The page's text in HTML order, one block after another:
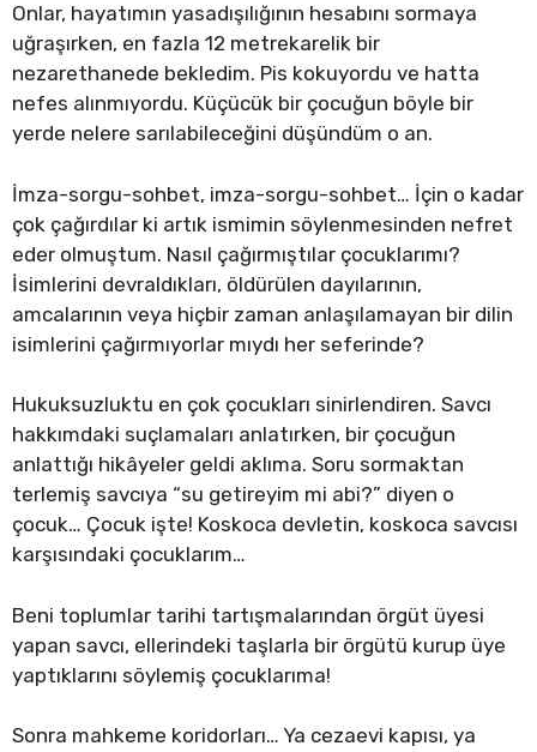
Onlar, hayatımın yasadışılığının hesabını sormaya
uğraşırken, en fazla 12 metrekarelik bir
nezarethanede bekledim. Pis kokuyordu ve hatta
nefes alınmıyordu. Küçücük bir çocuğun böyle bir
yerde nelere sarılabileceğini düşündüm o an.
İmza-sorgu-sohbet, imza-sorgu-sohbet… İçin o kadar
çok çağırdılar ki artık ismimin söylenmesinden nefret
eder olmuştum. Nasıl çağırmıştılar çocuklarımı?
İsimlerini devraldıkları, öldürülen dayılarının,
amcalarının veya hiçbir zaman anlaşılamayan bir dilin
isimlerini çağırmıyorlar mıydı her seferinde?
Hukuksuzluktu en çok çocukları sinirlendiren. Savcı
hakkımdaki suçlamaları anlatırken, bir çocuğun
anlattığı hikâyeler geldi aklıma. Soru sormaktan
terlemiş savcıya “su getireyim mi abi?” diyen o
çocuk… Çocuk işte! Koskoca devletin, koskoca savcısı
karşısındaki çocuklarım…
Beni toplumlar tarihi tartışmalarından örgüt üyesi
yapan savcı, ellerindeki taşlarla bir örgütü kurup üye
yaptıklarını söylemiş çocuklarıma!
Sonra mahkeme koridorları… Ya cezaevi kapısı, ya